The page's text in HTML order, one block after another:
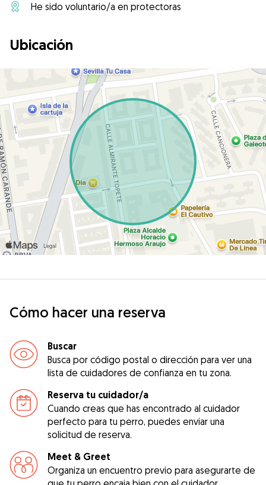
He sido voluntario/a en protectoras
Ubicación
Cómo hacer una reserva
Buscar
Busca por código postal o dirección para ver una
lista de cuidadores de confianza en tu zona.
Reserva tu cuidador/a
Cuando creas que has encontrado al cuidador
perfecto para tu perro, puedes enviar una
solicitud de reserva.
Meet & Greet
Organiza un encuentro previo para asegurarte de